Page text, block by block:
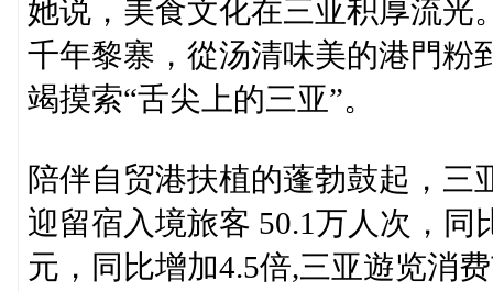
她说，美食文化在三亚积厚流光
千年黎寨，從汤清味美的港門粉
竭摸索“舌尖上的三亚”。
陪伴自贸港扶植的蓬勃鼓起，三
迎留宿入境旅客 50.1万人次，同
元，同比增加4.5倍,三亚遊览消